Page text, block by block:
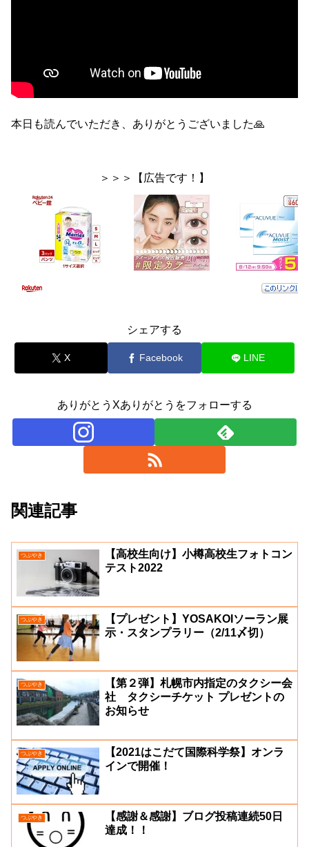
本日も読んでいただき、ありがとうございました🙏
＞＞＞【広告です！】
シェアする
X Facebook LINE
ありがとうXありがとうをフォローする
関連記事
つぶやき
【高校生向け】小樽高校生フォトコン
テスト2022
つぶやき
【プレゼント】YOSAKOIソーラン展
示・スタンプラリー（2/11〆切）
つぶやき
【第２弾】札幌市内指定のタクシー会
社 タクシーチケット プレゼントの
お知らせ
つぶやき
【2021はこだて国際科学祭】オンラ
インで開催！
つぶやき
【感謝＆感謝】ブログ投稿連続50日
達成！！